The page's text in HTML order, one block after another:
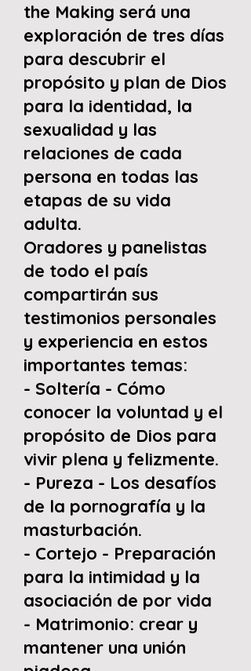
the Making será una
exploración de tres días
para descubrir el
propósito y plan de Dios
para la identidad, la
sexualidad y las
relaciones de cada
persona en todas las
etapas de su vida
adulta.
Oradores y panelistas
de todo el país
compartirán sus
testimonios personales
y experiencia en estos
importantes temas:
- Soltería - Cómo
conocer la voluntad y el
propósito de Dios para
vivir plena y felizmente.
- Pureza - Los desafíos
de la pornografía y la
masturbación.
- Cortejo - Preparación
para la intimidad y la
asociación de por vida
- Matrimonio: crear y
mantener una unión